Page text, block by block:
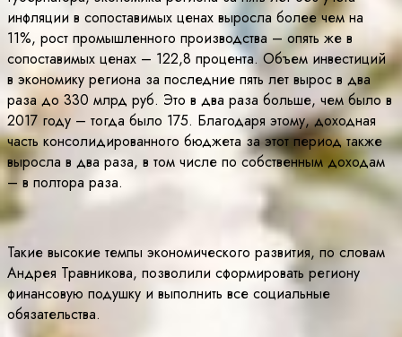
инфляции в сопоставимых ценах выросла более чем на
11%, рост промышленного производства – опять же в
сопоставимых ценах – 122,8 процента. Объем инвестиций
в экономику региона за последние пять лет вырос в два
раза до 330 млрд руб. Это в два раза больше, чем было в
2017 году – тогда было 175. Благодаря этому, доходная
часть консолидированного бюджета за этот период также
выросла в два раза, в том числе по собственным доходам
– в полтора раза.
Такие высокие темпы экономического развития, по словам
Андрея Травникова, позволили сформировать региону
финансовую подушку и выполнить все социальные
обязательства.